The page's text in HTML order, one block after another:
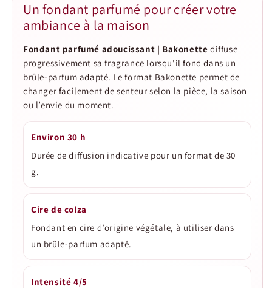
|
Bakonette
|
Bakonette
Un fondant parfumé pour créer votre
ambiance à la maison
Fondant parfumé adoucissant | Bakonette diffuse
progressivement sa fragrance lorsqu’il fond dans un
brûle-parfum adapté. Le format Bakonette permet de
changer facilement de senteur selon la pièce, la saison
ou l’envie du moment.
Environ 30 h
Durée de diffusion indicative pour un format de 30
g.
Cire de colza
Fondant en cire d’origine végétale, à utiliser dans
un brûle-parfum adapté.
Intensité 4/5